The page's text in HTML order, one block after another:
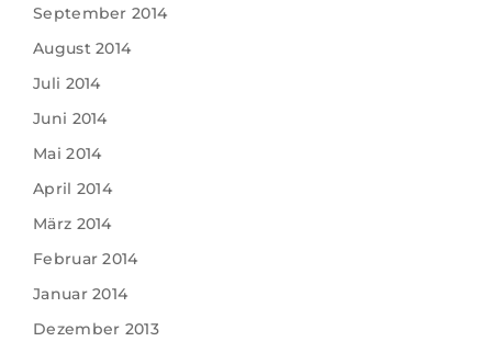
September 2014
August 2014
Juli 2014
Juni 2014
Mai 2014
April 2014
März 2014
Februar 2014
Januar 2014
Dezember 2013